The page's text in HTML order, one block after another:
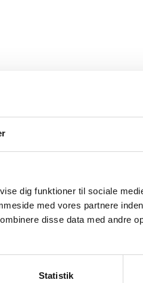
dig funktioner til sociale
med vores partnere
disse data med andre
Statistik